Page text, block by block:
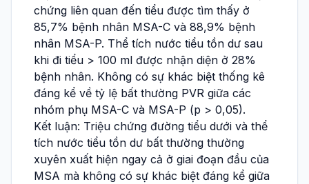
chứng liên quan đến tiểu được tìm thấy ở
85,7% bệnh nhân MSA-C và 88,9% bệnh
nhân MSA-P. Thể tích nước tiểu tồn dư sau
khi đi tiểu > 100 ml được nhận diện ở 28%
bệnh nhân. Không có sự khác biệt thống kê
đáng kể về tỷ lệ bất thường PVR giữa các
nhóm phụ MSA-C và MSA-P (p > 0,05).
Kết luận: Triệu chứng đường tiểu dưới và thể
tích nước tiểu tồn dư bất thường thường
xuyên xuất hiện ngay cả ở giai đoạn đầu của
MSA mà không có sự khác biệt đáng kể giữa